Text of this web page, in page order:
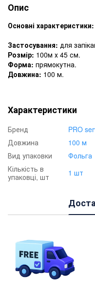
Опис
Основні характеристики:
Застосування: для
Розмір: 100м х 45 см.
Форма: прямокутна.
Довжина: 100 м.
Характеристики
Бренд
PRO
Довжина
100 м
Вид упаковки
Фольга
Кількість в
упаковці, шт
1 шт